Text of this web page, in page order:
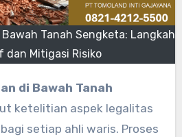
Tanah Sengketa: Langkah
dan Mitigasi Risiko
ketelitian aspek legalitas
setiap ahli waris. Proses